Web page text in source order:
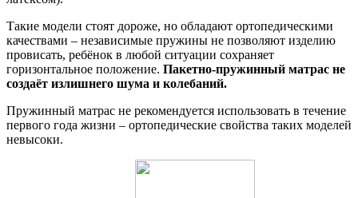
Такие модели стоят дороже, но обладают ортопедическими
качествами – независимые пружины не позволяют изделию
провисать, ребёнок в любой ситуации сохраняет
горизонтальное положение. Пакетно-пружинный матрас не
создаёт излишнего шума и колебаний.
Пружинный матрас не рекомендуется использовать в течение
первого года жизни – ортопедические свойства таких моделей
невысоки.